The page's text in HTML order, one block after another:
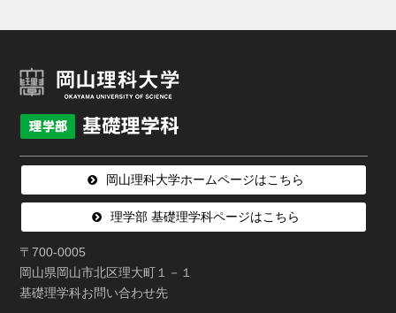
岡山理科大学ホームページはこちら
理学部 基礎理学科ページはこちら
〒700-0005
岡山県岡山市北区理大町１－１
基礎理学科お問い合わせ先